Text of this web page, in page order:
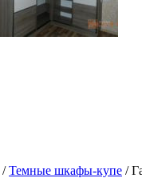
/Темные шкафы-купе /